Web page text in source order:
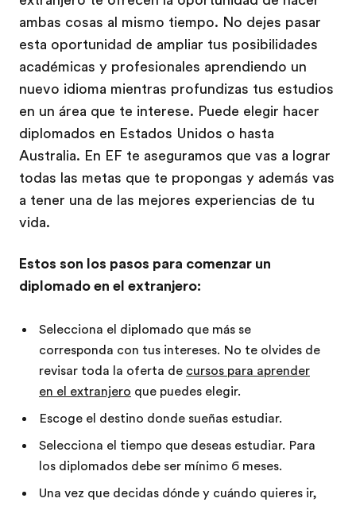
ambas cosas al mismo tiempo. No dejes pasar
esta oportunidad de ampliar tus posibilidades
académicas y profesionales aprendiendo un
nuevo idioma mientras profundizas tus estudios
en un área que te interese. Puede elegir hacer
diplomados en Estados Unidos o hasta
Australia. En EF te aseguramos que vas a lograr
todas las metas que te propongas y además vas
a tener una de las mejores experiencias de tu
vida.
Estos son los pasos para comenzar un
diplomado en el extranjero:
Selecciona el diplomado que más se
corresponda con tus intereses. No te olvides de
revisar toda la oferta de cursos para aprender
en el extranjero que puedes elegir.
Escoge el destino donde sueñas estudiar.
Selecciona el tiempo que deseas estudiar. Para
los diplomados debe ser mínimo 6 meses.
Una vez que decidas dónde y cuándo quieres ir,